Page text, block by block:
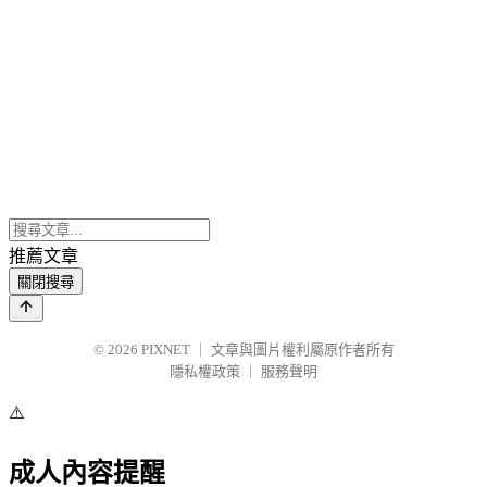
推薦文章
關閉搜尋
© 2026 PIXNET
文章與圖片權利屬原作者所有
隱私權政策
服務聲明
⚠️
成人內容提醒